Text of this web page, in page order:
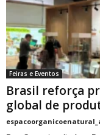
Feiras e Eventos
Brasil reforça
global de